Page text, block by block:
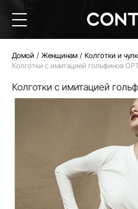
Домой Женщинам Колготки и
Колготки с имитацией гольфинов
Колготки с имитацией